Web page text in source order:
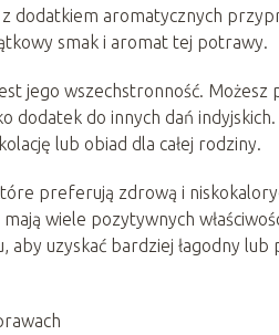
dodatkiem aromatycznych
smak i aromat tej potrawy.
jego wszechstronność. Możesz
dodatek do innych dań
lub obiad dla całej rodziny.
preferują zdrową i
wiele pozytywnych
uzyskać bardziej łagodny lub